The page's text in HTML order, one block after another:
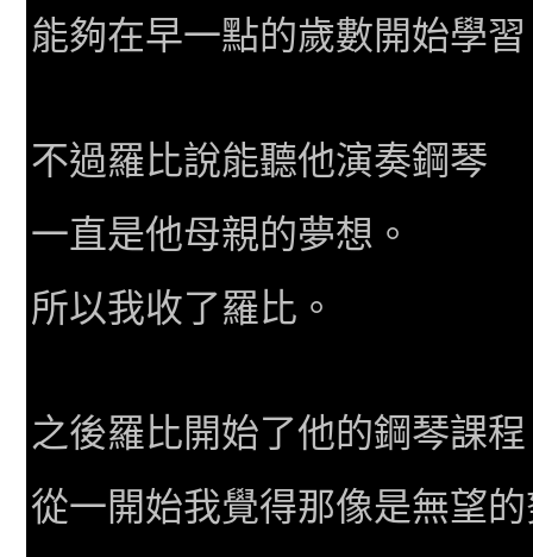
能夠在早一點的歲數開始學
不過羅比說能聽他演奏鋼琴
一直是他母親的夢想。
所以我收了羅比。
之後羅比開始了他的鋼琴課
從一開始我覺得那像是無望